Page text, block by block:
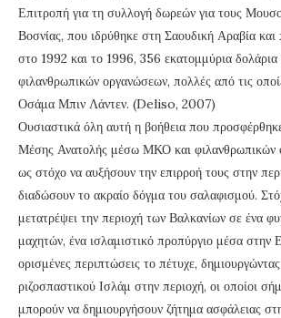
Επιτροπή για τη συλλογή δωρεών για τους
Βοσνίας, που ιδρύθηκε στη Σαουδική Αραβία
στο 1992 και το 1996, 356 εκατομμύρια
φιλανθρωπικών οργανώσεων, πολλές από τις
Οσάμα Μπιν Λάντεν. (Deliso, 2007)
Ουσιαστικά όλη αυτή η βοήθεια που
Μέσης Ανατολής μέσω ΜΚΟ και φιλανθρωπικών
ως στόχο να αυξήσουν την επιρροή τους στην
διαδώσουν το ακραίο δόγμα του σαλαφισμού.
μετατρέψει την περιοχή των Βαλκανίων σε ένα
μαχητών, ένα ισλαμιστικό προπύργιο μέσα στην
ορισμένες περιπτώσεις το πέτυχε,
ριζοσπαστικού Ισλάμ στην περιοχή, οι οποίοι
μπορούν να δημιουργήσουν ζήτημα ασφάλειας